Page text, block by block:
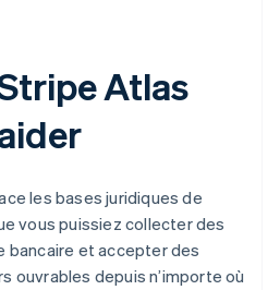
Atlas
les bases juridiques de
vous puissiez collecter des
bancaire et accepter des
ouvrables depuis n’importe où